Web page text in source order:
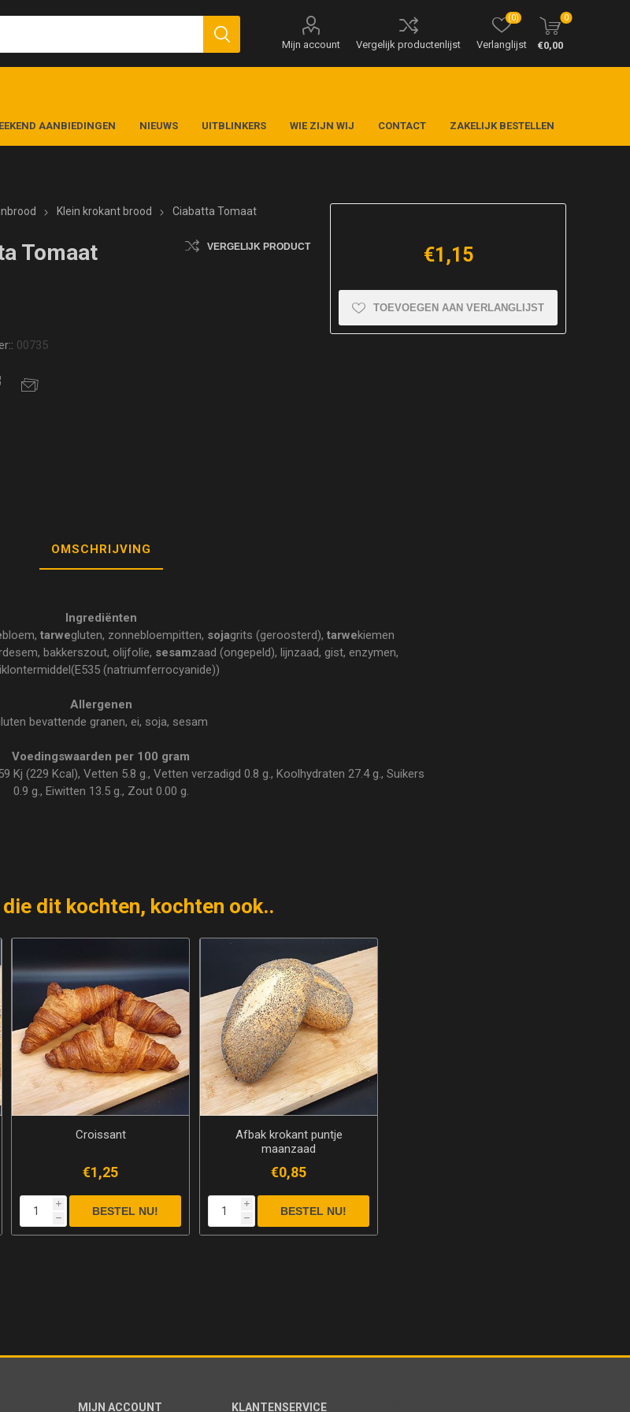
Mijn account Vergelijk productenlijst Verlanglijst
(0) 0
€0,00
AANBIEDINGEN NIEUWS UITBLINKERS WIE ZIJN WIJ CONTACT ZAKELIJK BESTELLEN
Klein krokant brood Ciabatta Tomaat
Tomaat VERGELIJK PRODUCT
00735
€1,15
TOEVOEGEN AAN VERLANGLIJST
OMSCHRIJVING
Ingrediënten
bloem, tarwegluten, zonnebloempitten, sojagrits (geroosterd), tarwekiemen
bakkerszout, olijfolie, sesamzaad (ongepeld), lijnzaad, gist, enzymen,
(natriumferrocyanide))
Allergenen
bevattende granen, ei, soja, sesam
Voedingswaarden per 100 gram
Kj (229 Kcal), Vetten 5.8 g., Vetten verzadigd 0.8 g., Koolhydraten 27.4 g., Suikers
0.9 g., Eiwitten 13.5 g., Zout 0.00 g.
dit kochten, kochten ook..
Croissant
€1,25
i
h
Afbak krokant puntje
maanzaad
€0,85
i
h
MIJN ACCOUNT KLANTENSERVICE